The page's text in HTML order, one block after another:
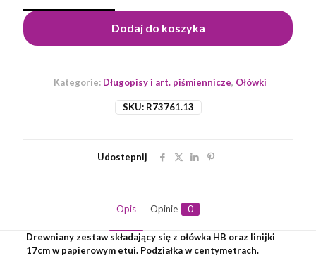
linijką
-
zestaw
Dodaj do koszyka
SKU: R73761.13
Kategorie: Długopisy i art. piśmiennicze, Ołówki
Udostepnij
Opis Opinie 0
Drewniany zestaw składający się z ołówka HB oraz linijki
17cm w papierowym etui. Podziałka w centymetrach.